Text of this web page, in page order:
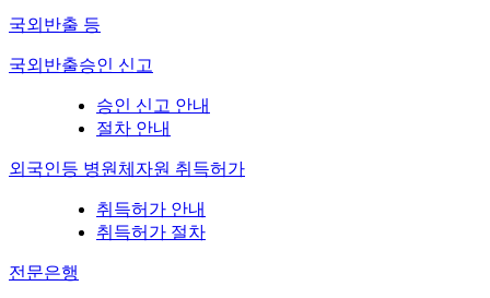
국외반출 등
국외반출승인 신고
승인 신고 안내
절차 안내
외국인등 병원체자원 취득허가
취득허가 안내
취득허가 절차
전문은행